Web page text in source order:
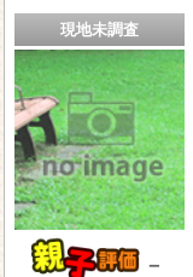
現地未調査
－